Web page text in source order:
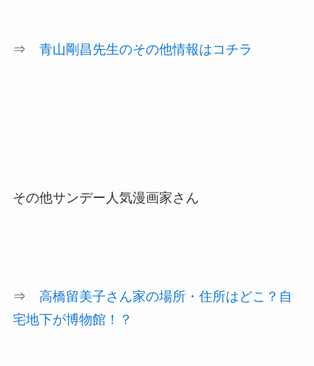
⇒ 青山剛昌先生のその他情報はコチラ
その他サンデー人気漫画家さん
⇒ 高橋留美子さん家の場所・住所はどこ？自
宅地下が博物館！？